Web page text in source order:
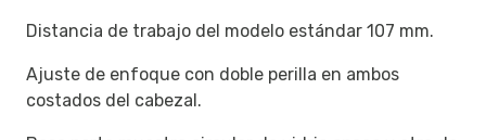
Distancia de trabajo del modelo estándar 107 mm.
Ajuste de enfoque con doble perilla en ambos
costados del cabezal.